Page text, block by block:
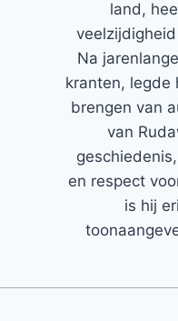
land,
Na
kranten, legde
brengen van
van
en respect
is hij